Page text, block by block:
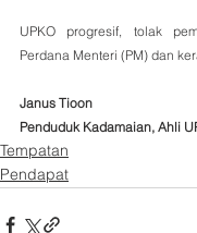
UPKO progresif, tolak
Perdana Menteri (PM) dan
Janus Tioon
Penduduk Kadamaian, Ahli
Tempatan
Pendapat